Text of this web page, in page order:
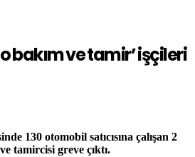
bakım ve tamir’ işçileri
130 otomobil satıcısına çalışan 2
tamircisi greve çıktı.